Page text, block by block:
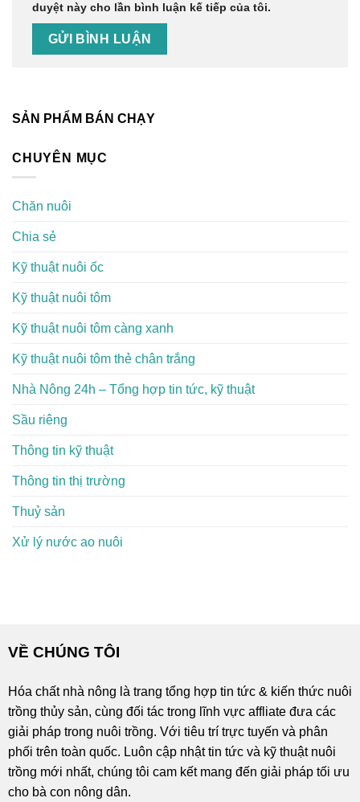
duyệt này cho lần bình luận kế tiếp của tôi.
SẢN PHẨM BÁN CHẠY
CHUYÊN MỤC
Chăn nuôi
Chia sẻ
Kỹ thuật nuôi ốc
Kỹ thuật nuôi tôm
Kỹ thuật nuôi tôm càng xanh
Kỹ thuật nuôi tôm thẻ chân trắng
Nhà Nông 24h – Tổng hợp tin tức, kỹ thuật
Sầu riêng
Thông tin kỹ thuật
Thông tin thị trường
Thuỷ sản
Xử lý nước ao nuôi
VỀ CHÚNG TÔI
Hóa chất nhà nông là trang tổng hợp tin tức & kiến thức nuôi
trồng thủy sản, cùng đối tác trong lĩnh vực affliate đưa các
giải pháp trong nuôi trồng. Với tiêu trí trực tuyến và phân
phối trên toàn quốc. Luôn cập nhật tin tức và kỹ thuật nuôi
trồng mới nhất, chúng tôi cam kết mang đến giải pháp tối ưu
cho bà con nông dân.